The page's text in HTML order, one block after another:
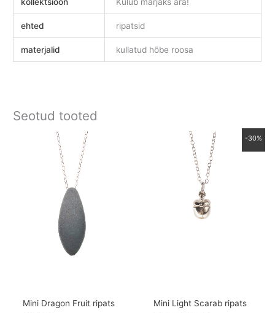
ehted ripatsid
materjalid kullatud hõbe roosa
Seotud tooted
Mini Dragon Fruit ripats
-30%
Mini Light Scarab ripats
Algne
hind
75.00 €.
Praegune
hind
on:
52.50 €.